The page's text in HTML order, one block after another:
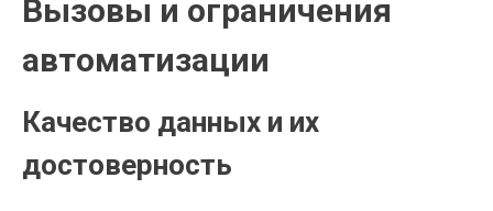
Вызовы и ограничения
автоматизации
Качество данных и их
достоверность